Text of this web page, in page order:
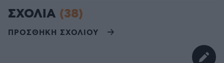
ΣΧΟΛΙΑ (38)
ΠΡΟΣΘΗΚΗ ΣΧΟΛΙΟΥ